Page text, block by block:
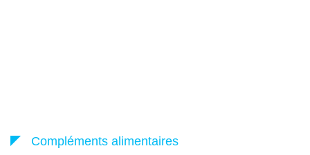
Compléments alimentaires